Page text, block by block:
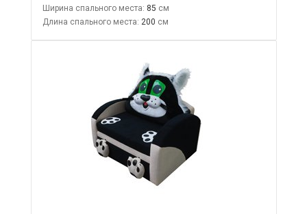
Ширина спального места: 85
Длина спального места: 200